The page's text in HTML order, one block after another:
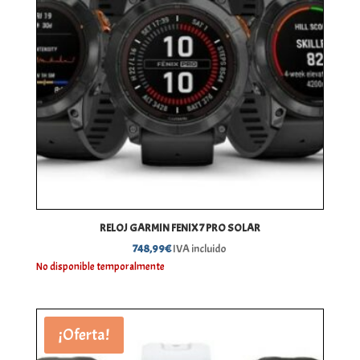
RELOJ GARMIN FENIX 7 PRO SOLAR
748,99€IVA incluido
No disponible temporalmente
¡Oferta!